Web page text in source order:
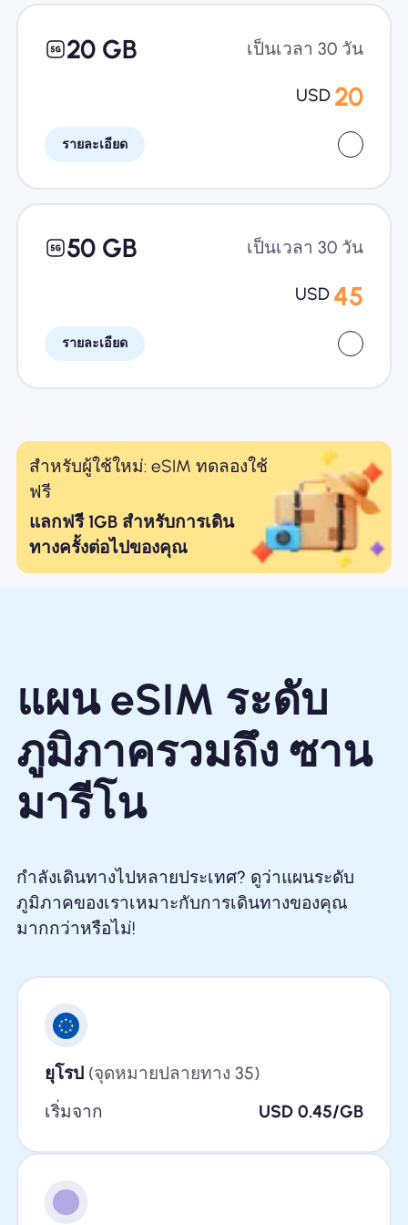
20 GB เป็นเวลา 30 วัน
USD 20
รายละเอียด
50 GB เป็นเวลา 30 วัน
USD 45
รายละเอียด
สำหรับผู้ใช้ใหม่: eSIM ทดลองใช้
ฟรี
แลกฟรี 1GB สำหรับการเดิน
ทางครั้งต่อไปของคุณ
แผน eSIM ระดับ
ภูมิภาครวมถึง ซาน
มารีโน
กำลังเดินทางไปหลายประเทศ? ดูว่าแผนระดับ
ภูมิภาคของเราเหมาะกับการเดินทางของคุณ
มากกว่าหรือไม่!
ยุโรป(จุดหมายปลายทาง 35)
เริ่มจาก
USD 0.45/GB